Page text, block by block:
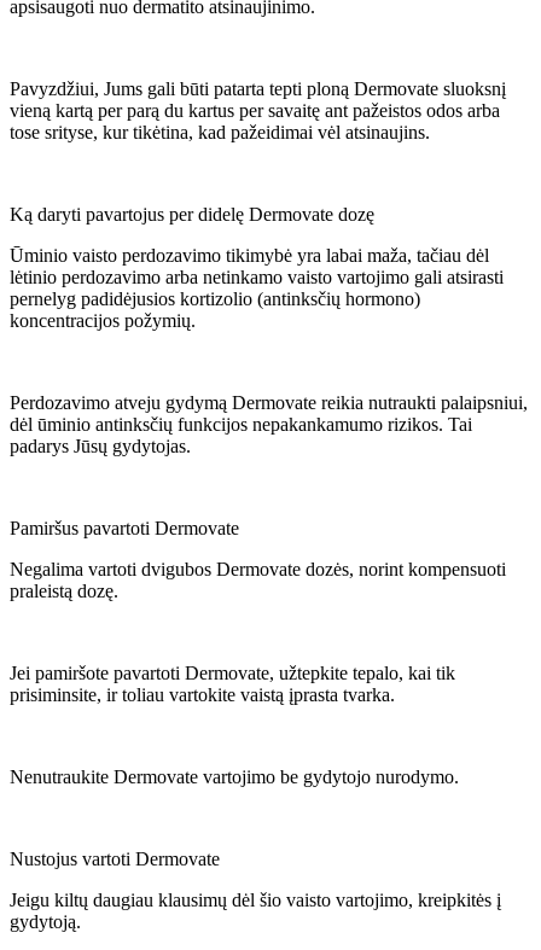
apsisaugoti nuo dermatito atsinaujinimo.
Pavyzdžiui, Jums gali būti patarta tepti ploną Dermovate sluoksnį
vieną kartą per parą du kartus per savaitę ant pažeistos odos arba
tose srityse, kur tikėtina, kad pažeidimai vėl atsinaujins.
Ką daryti pavartojus per didelę Dermovate dozę
Ūminio vaisto perdozavimo tikimybė yra labai maža, tačiau dėl
lėtinio perdozavimo arba netinkamo vaisto vartojimo gali atsirasti
pernelyg padidėjusios kortizolio (antinksčių hormono)
koncentracijos požymių.
Perdozavimo atveju gydymą Dermovate reikia nutraukti palaipsniui,
dėl ūminio antinksčių funkcijos nepakankamumo rizikos. Tai
padarys Jūsų gydytojas.
Pamiršus pavartoti Dermovate
Negalima vartoti dvigubos Dermovate dozės, norint kompensuoti
praleistą dozę.
Jei pamiršote pavartoti Dermovate, užtepkite tepalo, kai tik
prisiminsite, ir toliau vartokite vaistą įprasta tvarka.
Nenutraukite Dermovate vartojimo be gydytojo nurodymo.
Nustojus vartoti Dermovate
Jeigu kiltų daugiau klausimų dėl šio vaisto vartojimo, kreipkitės į
gydytoją.